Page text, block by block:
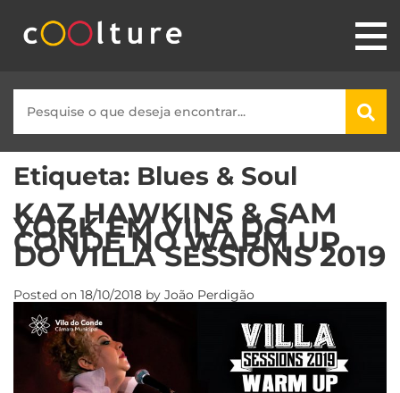
Etiqueta: Blues & Soul
KAZ HAWKINS & SAM
YORK EM VILA DO
CONDE NO WARM UP
DO VILLA SESSIONS 2019
Posted on 18/10/2018 by João Perdigão